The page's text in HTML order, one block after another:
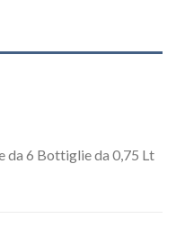
da 6 Bottiglie da 0,75 Lt